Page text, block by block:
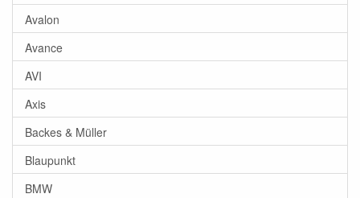
Avalon
Avance
AVI
Axis
Backes & Müller
Blaupunkt
BMW